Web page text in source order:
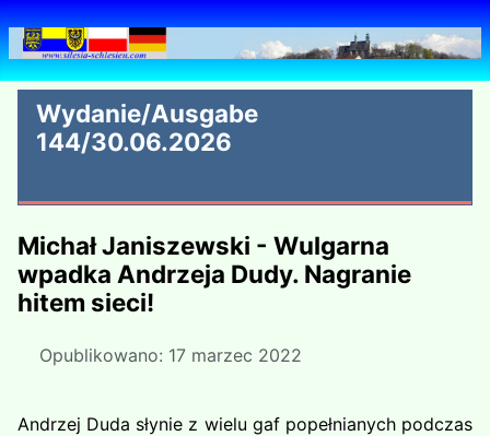
Wydanie/Ausgabe
144/30.06.2026
Michał Janiszewski - Wulgarna
wpadka Andrzeja Dudy. Nagranie
hitem sieci!
Opublikowano: 17 marzec 2022
Andrzej Duda słynie z wielu gaf popełnianych podczas